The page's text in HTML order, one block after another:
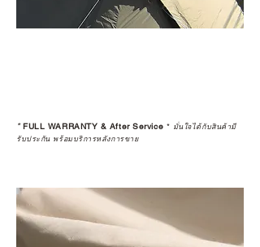
*FULL WARRANTY & After Service * มั่นใจได้กับสินค้ามี
รับประกัน พร้อมบริการหลังการขาย